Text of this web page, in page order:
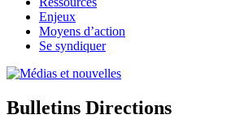
Enjeux
Moyens d’action
Se syndiquer
Bulletins Directions